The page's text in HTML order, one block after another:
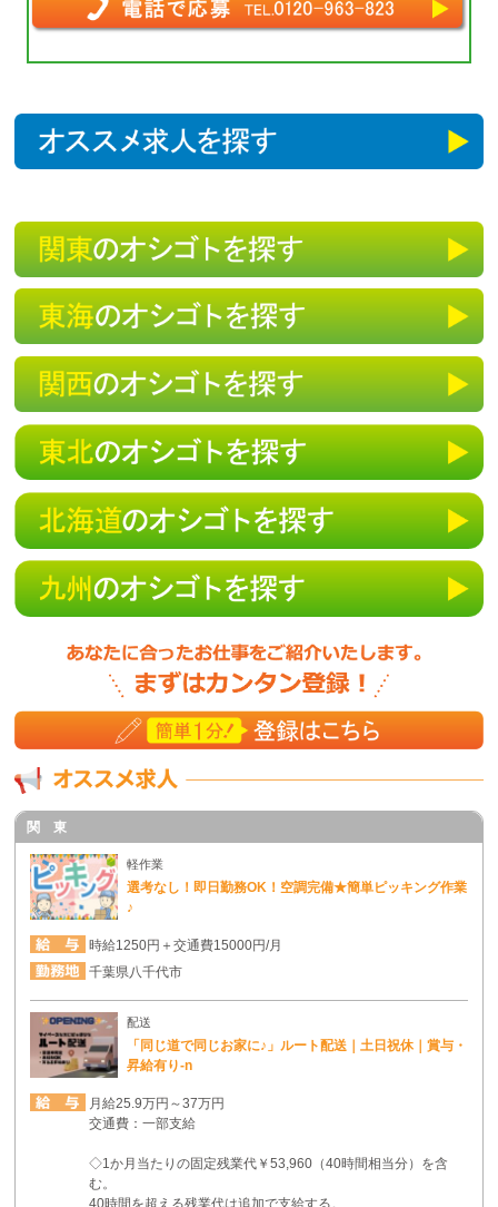
関 東
軽作業
選考なし！即日勤務OK！空調完備★簡単ピッキング作業
♪
時給1250円＋交通費15000円/月
千葉県八千代市
配送
「同じ道で同じお家に♪」ルート配送｜土日祝休｜賞与・
昇給有り-n
月給25.9万円～37万円
交通費：一部支給
◇1か月当たりの固定残業代￥53,960（40時間相当分）を含
む。
40時間を超える残業代は追加で支給する。